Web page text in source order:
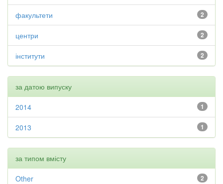
2
факультети
2
центри
2
інститути
за датою випуску
1
2014
1
2013
за типом вмісту
2
Other